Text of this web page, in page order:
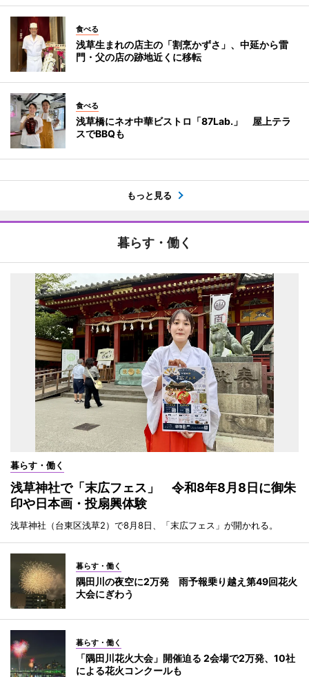
食べる
浅草生まれの店主の「割烹かずさ」、中延から雷
門・父の店の跡地近くに移転
食べる
浅草橋にネオ中華ビストロ「87Lab.」 屋上テラ
スでBBQも
もっと見る
暮らす・働く
暮らす・働く
浅草神社で「末広フェス」 令和8年8月8日に御朱
印や日本画・投扇興体験
浅草神社（台東区浅草2）で8月8日、「末広フェス」が開かれる。
暮らす・働く
隅田川の夜空に2万発 雨予報乗り越え第49回花火
大会にぎわう
暮らす・働く
「隅田川花火大会」開催迫る 2会場で2万発、10社
による花火コンクールも